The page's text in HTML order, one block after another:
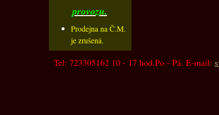
provozu.
Prodejna na Č.M.
je zrušená.
Tel: 723305162 10 - 17 hod.Po - Pá. E-mail: